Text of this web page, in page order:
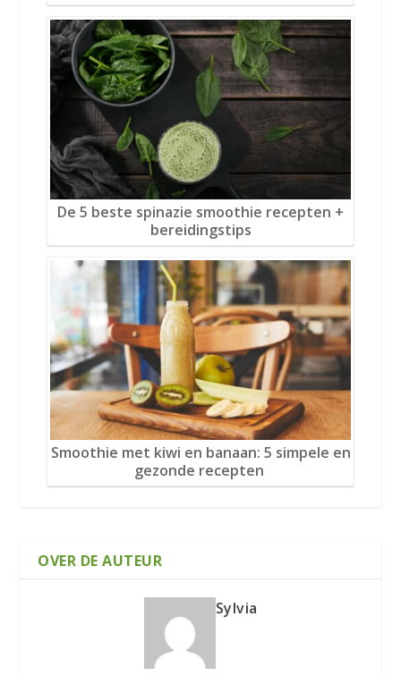
De 5 beste spinazie smoothie recepten +
bereidingstips
Smoothie met kiwi en banaan: 5 simpele en
gezonde recepten
OVER DE AUTEUR
Sylvia